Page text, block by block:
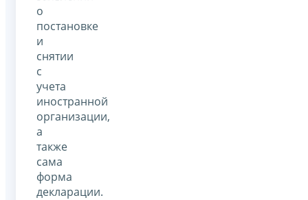
о
постановке
и
снятии
с
учета
иностранной
организации,
а
также
сама
форма
декларации.